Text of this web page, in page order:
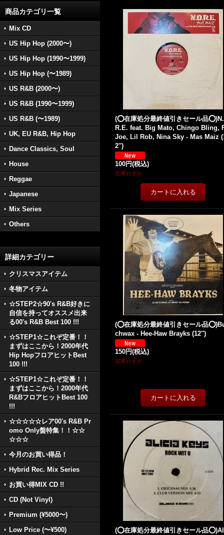
商品カテゴリ一覧
Mix CD
US Hip Hop (2000〜)
US Hip Hop (1990〜1999)
US Hip Hop (〜1989)
US R&B (2000〜)
US R&B (1990〜1999)
US R&B (〜1989)
UK, EU R&B, Hip Hop
Dance Classics, Soul
House
Reggae
Japanese
Mix Series
Others
詳細カテゴリー
クリスマスアイテム
冬物アイテム
☆STEP2☆90's R&B好きに
自信を持ってオススメ出来
る00's R&B Best 100 !!!
☆STEP1☆これぞ定番！！
まずはここから！2000年代
Hip HopフロアヒットBest
100 !!!
☆STEP1☆これぞ定番！！
まずはここから！2000年代
R&BフロアヒットBest 100
!!!
☆☆☆☆☆レア00's R&B Pr
omo Only盤特集！！☆☆
☆☆☆
今月のお買い得品！
Hybrid Rec. Mix Series
お買い得MIX CD !!
CD (Not Vinyl)
Premium (¥5000〜)
Low Price (〜¥500)
(⭕️在庫処分最終値引きセール品
R.E. feat. Big Mato, Chingo Bling,
Joe, Lil Rob, Nina Sky - Mas Maiz
2'')
100円(税込)
在庫わずか
(⭕️在庫処分最終値引きセール品
chwax - Hee-Haw Brayks (12'')
150円(税込)
在庫わずか
(⭕️在庫処分最終値引きセール品